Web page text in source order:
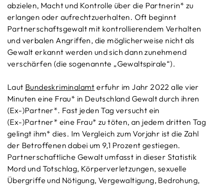
abzielen, Macht und Kontrolle über die Partnerin* zu
erlangen oder aufrechtzuerhalten. Oft beginnt
Partnerschaftsgewalt mit kontrollierendem Verhalten
und verbalen Angriffen, die möglicherweise nicht als
Gewalt erkannt werden und sich dann zunehmend
verschärfen (die sogenannte „Gewaltspirale“).
Laut Bundeskriminalamt erfuhr im Jahr 2022 alle vier
Minuten eine Frau* in Deutschland Gewalt durch ihren
(Ex-)Partner*. Fast jeden Tag versucht ein
(Ex-)Partner* eine Frau* zu töten, an jedem dritten Tag
gelingt ihm* dies. Im Vergleich zum Vorjahr ist die Zahl
der Betroffenen dabei um 9,1 Prozent gestiegen.
Partnerschaftliche Gewalt umfasst in dieser Statistik
Mord und Totschlag, Körperverletzungen, sexuelle
Übergriffe und Nötigung, Vergewaltigung, Bedrohung,